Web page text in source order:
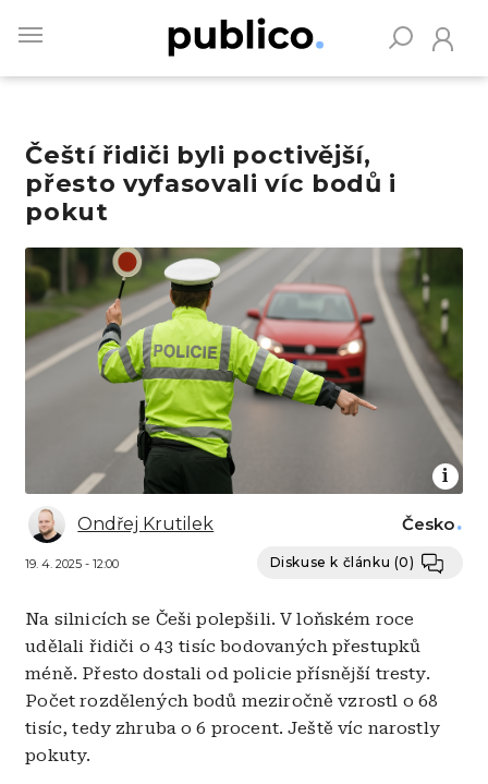
main
Čeští řidiči byli poctivější,
přesto vyfasovali víc bodů i
pokut
Obrázek
Ondřej Krutilek
19. 4. 2025 - 12:00
Česko
Diskuse k článku (0)
Na silnicích se Češi polepšili. V loňském roce
udělali řidiči o 43 tisíc bodovaných přestupků
méně. Přesto dostali od policie přísnější tresty.
Počet rozdělených bodů meziročně vzrostl o 68
tisíc, tedy zhruba o 6 procent. Ještě víc narostly
pokuty.
Vyhledávejte na Publiku